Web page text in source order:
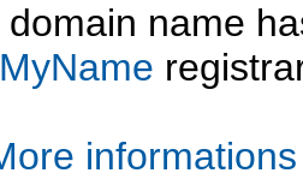
domain name